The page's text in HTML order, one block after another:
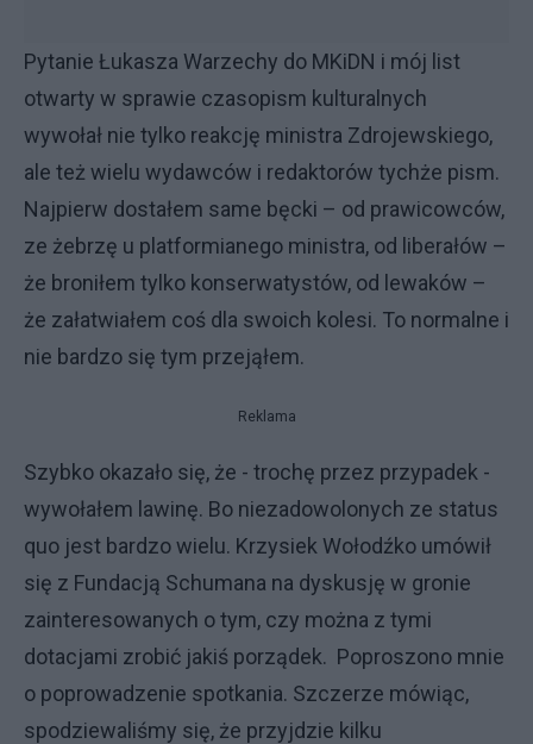
Pytanie Łukasza Warzechy do MKiDN i mój list
otwarty w sprawie czasopism kulturalnych
wywołał nie tylko reakcję ministra Zdrojewskiego,
ale też wielu wydawców i redaktorów tychże pism.
Najpierw dostałem same bęcki – od prawicowców,
ze żebrzę u platformianego ministra, od liberałów –
że broniłem tylko konserwatystów, od lewaków –
że załatwiałem coś dla swoich kolesi. To normalne i
nie bardzo się tym przejąłem.
Reklama
Szybko okazało się, że - trochę przez przypadek -
wywołałem lawinę. Bo niezadowolonych ze status
quo jest bardzo wielu. Krzysiek Wołodźko umówił
się z Fundacją Schumana na dyskusję w gronie
zainteresowanych o tym, czy można z tymi
dotacjami zrobić jakiś porządek. Poproszono mnie
o poprowadzenie spotkania. Szczerze mówiąc,
spodziewaliśmy się, że przyjdzie kilku